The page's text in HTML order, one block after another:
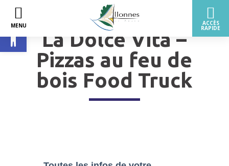
Ouvrir la barre d’outils
La Dolce Vita –
Pizzas au feu de
bois Food Truck